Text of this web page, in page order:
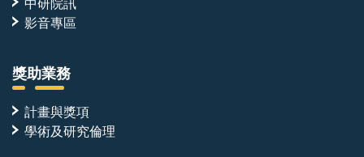
中研院訊
影音專區
獎助業務
計畫與獎項
學術及研究倫理